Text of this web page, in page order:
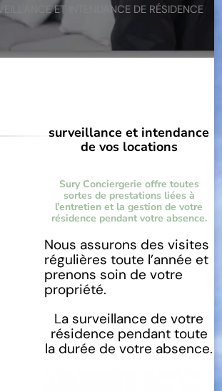
ET INTENDANCE DE RÉSIDENCE
surveillance et intendance
de vos locations
Sury Conciergerie offre toutes
sortes de prestations liées à
l’entretien et la gestion de votre
résidence pendant votre absence.
Nous assurons des visites
régulières toute l’année et
prenons soin de votre
propriété.
La surveillance de votre
résidence pendant toute
la durée de votre absence.